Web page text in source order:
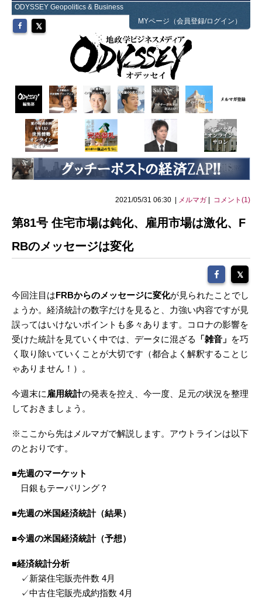
ODYSSEY Geopolitics & Business
MYページ（会員登録/ログイン）
2021/05/31 06:30 | メルマガ コメント(1)
第81号 住宅市場は鈍化、雇用市場は激化、F
RBのメッセージは変化
今回注目はFRBからのメッセージに変化が見られたことでし
ょうか。経済統計の数字だけを見ると、力強い内容ですが見
誤ってはいけないポイントも多々あります。コロナの影響を
受けた統計を見ていく中では、データに混ざる
「雑音」 を巧
く取り除いていくことが大切です（都合よく解釈することじ
ゃありません！）。
今週末に 雇用統計の発表を控え、今一度、足元の状況を整理
しておきましょう。
※ここから先はメルマガで解説します。アウトラインは以下
のとおりです。
■先週のマーケット
日銀もテーパリング？
■先週の米国経済統計（結果）
■今週の米国経済統計（予想）
■経済統計分析
✓新築住宅販売件数 4月
✓中古住宅販売成約指数 4月